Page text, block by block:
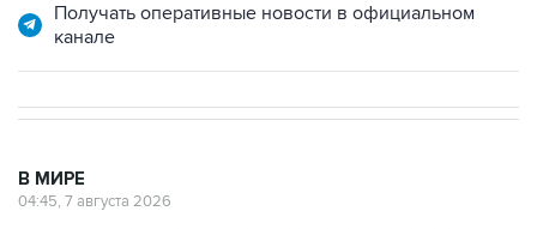
Получать оперативные новости в официальном
канале
В МИРЕ
04:45, 7 августа 2026